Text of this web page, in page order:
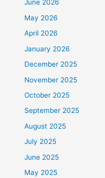
June 2026
May 2026
April 2026
January 2026
December 2025
November 2025
October 2025
September 2025
August 2025
July 2025
June 2025
May 2025